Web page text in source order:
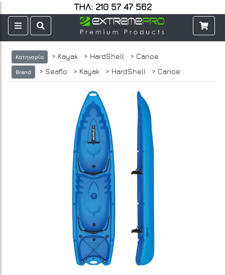
ΤΗΛ: 210 57 47 562
Κατηγορία > Kayak > HardShell > Canoe
Brand > Seaflo > Kayak > HardShell > Canoe